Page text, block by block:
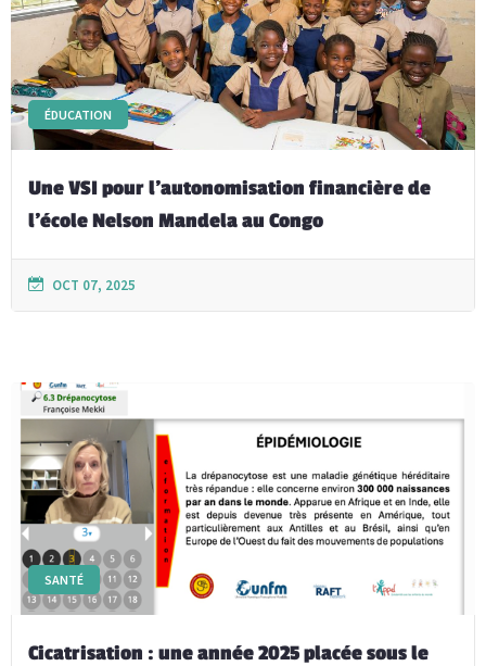
ÉDUCATION
Une VSI pour l’autonomisation financière de
l’école Nelson Mandela au Congo
OCT 07, 2025
SANTÉ
Cicatrisation : une année 2025 placée sous le